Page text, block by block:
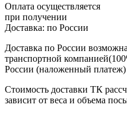
Оплата осуществляется
при получении
Доставка: по России
Доставка по России
транспортной
России (наложенный платеж)
Стоимость доставки ТК
зависит от веса и объема